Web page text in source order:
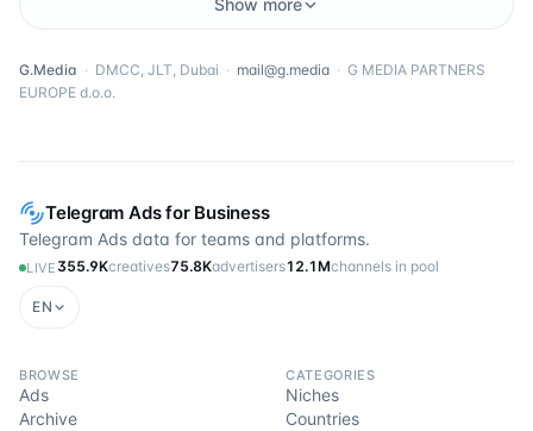
Telegram Ads for Business
Telegram Ads data for teams and platforms.
LIVE 355.9Kcreatives75.8Kadvertisers12.1Mchannels in pool
EN
BROWSE
Ads
Archive
CATEGORIES
Niches
Countries
Show more
G.Media · DMCC, JLT, Dubai · mail@g.media · G MEDIA PARTNERS
EUROPE d.o.o.